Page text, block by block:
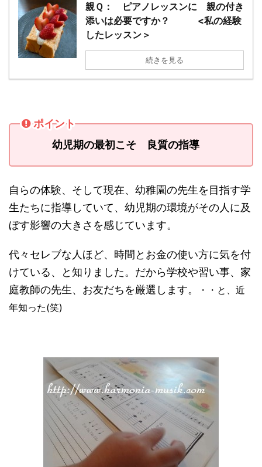
親Ｑ： ピアノレッスンに 親の付き
添いは必要ですか？ <私の経験
したレッスン＞
続きを見る
ポイント
幼児期の最初こそ 良質の指導
自らの体験、そして現在、幼稚園の先生を目指す学
生たちに指導していて、幼児期の環境がその人に及
ぼす影響の大きさを感じています。
代々セレブな人ほど、時間とお金の使い方に気を付
けている、と知りました。だから学校や習い事、家
庭教師の先生、お友だちを厳選します。
・・と、近
年知った(笑)